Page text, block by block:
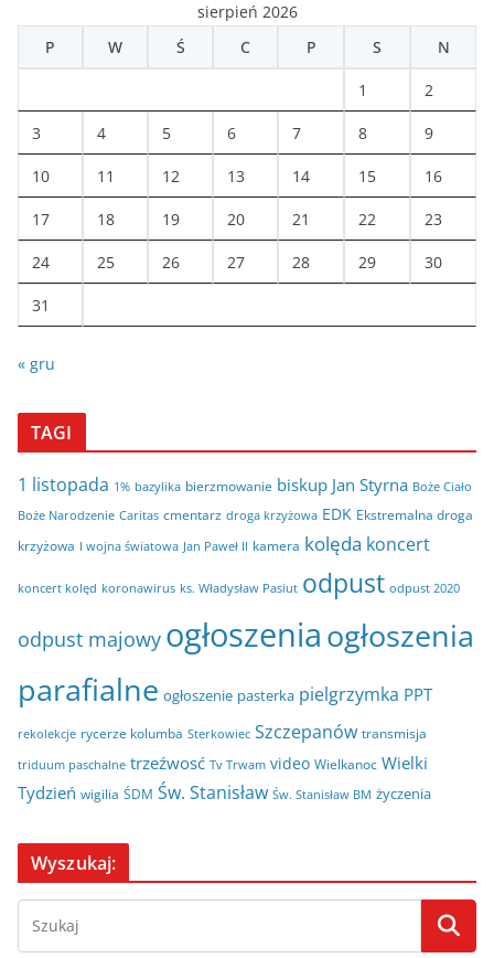
w
sierpień 2026
P
W Ś C P S N
1 2
3 4 5 6 7 8 9
10 11 12 13 14 15 16
17 18 19 20 21 22 23
24 25 26 27 28 29 30
31
« gru
TAGI
1 listopada 1% bazylika bierzmowanie biskup Jan Styrna Boże Ciało
Boże Narodzenie Caritas cmentarz droga krzyżowa EDK Ekstremalna droga
krzyżowa I wojna światowa Jan Paweł II kamera kolęda koncert
koncert kolęd koronawirus ks. Władysław Pasiut odpust odpust 2020
odpust majowy ogłoszeniaogłoszenia
parafialne ogłoszenie pasterka pielgrzymka PPT
rekolekcje rycerze kolumba Sterkowiec Szczepanów transmisja
triduum paschalne trzeźwosć Tv Trwam video Wielkanoc Wielki
Tydzień wigilia ŚDM Św. Stanisław Św. Stanisław BM życzenia
Wyszukaj: